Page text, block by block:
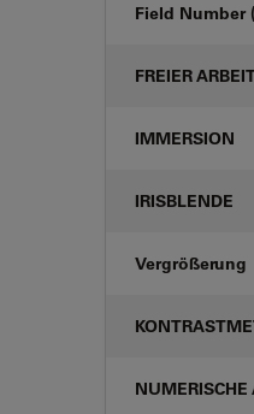
Field Number
FREIER
IMMERSION
IRISBLENDE
Vergrößerung
NUMERISCHE